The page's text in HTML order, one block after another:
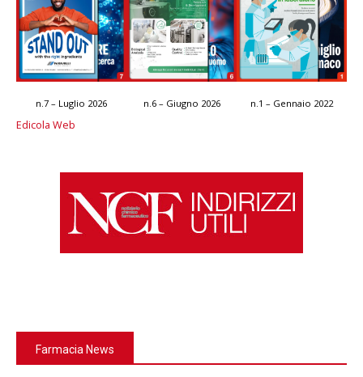
n.7 – Luglio 2026 n.6 – Giugno 2026 n.1 – Gennaio 2022
Edicola Web
Farmacia News